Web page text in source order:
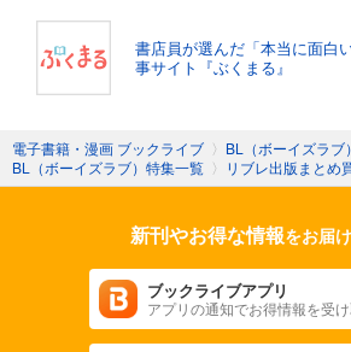
書店員が選んだ「本当に面白
事サイト『ぶくまる』
電子書籍・漫画 ブックライブ 〉 BL（ボーイズラブ）
BL（ボーイズラブ）特集一覧 〉 リブレ出版まとめ
新刊やお得な情報をお届
ブックライブアプリ
アプリの通知でお得情報を受け